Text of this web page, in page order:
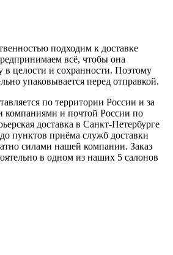
подходим к доставке
всё, чтобы она
в целости и сохранности. Поэтому
упаковывается перед отправкой.
по территории России и за
компаниями и почтой России по
доставка в Санкт-Петербурге
пунктов приёма служб доставки
силами нашей компании. Заказ
в одном из наших 5 салонов